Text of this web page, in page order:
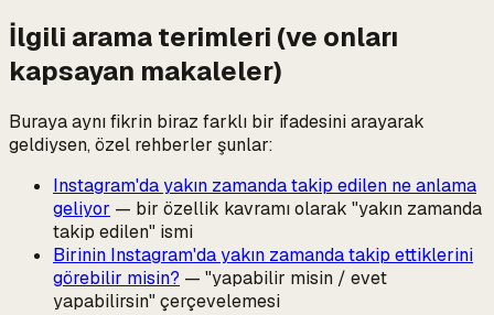
İlgili arama terimleri (ve onları
kapsayan makaleler)
Buraya aynı fikrin biraz farklı bir ifadesini arayarak
geldiysen, özel rehberler şunlar:
Instagram'da yakın zamanda takip edilen ne anlama
geliyor — bir özellik kavramı olarak "yakın zamanda
takip edilen" ismi
Birinin Instagram'da yakın zamanda takip ettiklerini
görebilir misin? — "yapabilir misin / evet
yapabilirsin" çerçevelemesi